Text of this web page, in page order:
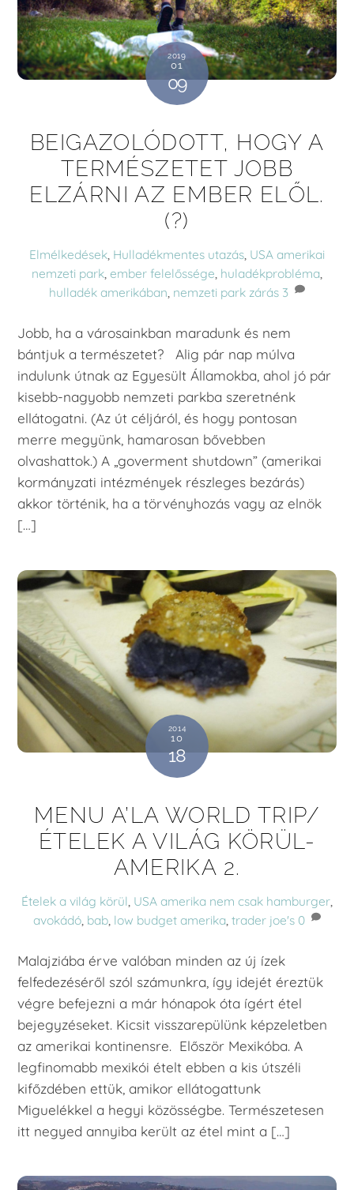
2019
01
09
BEIGAZOLÓDOTT, HOGY A
TERMÉSZETET JOBB
ELZÁRNI AZ EMBER ELŐL.
(?)
Elmélkedések Hulladékmentes utazás USA amerikai
nemzeti park ember felelőssége huladékprobléma
hulladék amerikában nemzeti park zárás 3
Jobb, ha a városainkban maradunk és nem
bántjuk a természetet? Alig pár nap múlva
indulunk útnak az Egyesült Államokba, ahol jó pár
kisebb-nagyobb nemzeti parkba szeretnénk
ellátogatni. (Az út céljáról, és hogy pontosan
merre megyünk, hamarosan bővebben
olvashattok.) A „goverment shutdown” (amerikai
kormányzati intézmények részleges bezárás)
akkor történik, ha a törvényhozás vagy az elnök
[…]
2014
10
18
MENU A’LA WORLD TRIP/
ÉTELEK A VILÁG KÖRÜL-
AMERIKA 2.
Ételek a világ körül USA amerika nem csak hamburger
avokádó, bab, low budget amerika, trader joe's 0
Malajziába érve valóban minden az új ízek
felfedezéséről szól számunkra, így idejét éreztük
végre befejezni a már hónapok óta ígért étel
bejegyzéseket. Kicsit visszarepülünk képzeletben
az amerikai kontinensre. Először Mexikóba. A
legfinomabb mexikói ételt ebben a kis útszéli
kifőzdében ettük, amikor ellátogattunk
Miguelékkel a hegyi közösségbe. Természetesen
itt negyed annyiba került az étel mint a […]